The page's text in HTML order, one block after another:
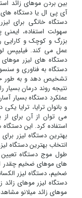
بین بردن موهای زائد
آی پی ال یا دستگاه
دستگاه خانگی برای
سهولت استفاده،
بزرگ و کوچک و کارایی
عمل می کند. فیلیپس
دستگاه های لیزر
دستگاه به فناوری و
تشخیص دهد و به طور
نتیجه روند درمان
عملکرد دستگاه بسیار
و بانوان ترایا، ترایا
می توان از آن برای
استفاده کرد. این
بهترین دستگاه لیزر
انتخاب بهترین دستگاه
طول موج دستگاه
های موهای ضخیم چقدر
ضخیم، دستگاه لیزر
دستگاه لیزر موهای
موهای زائد میلانو